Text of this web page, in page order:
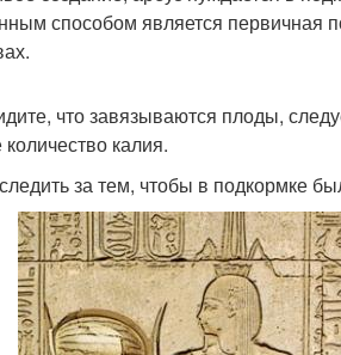
способом является первичная
что завязываются плоды,
калия.
за тем, чтобы в подкормке